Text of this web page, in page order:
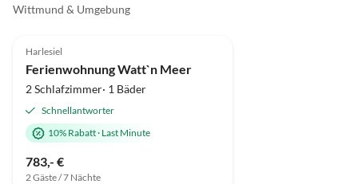
Wittmund & Umgebung
Harlesiel
Ferienwohnung Watt`n Meer
2 Schlafzimmer· 1 Bäder
Schnellantworter
10% Rabatt· Last Minute
783,- €
2 Gäste / 7 Nächte